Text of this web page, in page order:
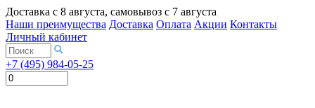
Доставка с 8 августа, самовывоз с 7 августа
Наши преимущества Доставка Оплата Акции Контакты
Личный кабинет
+7 (495) 984-05-25